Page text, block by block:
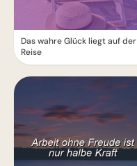
Das wahre Glück liegt auf der
Reise